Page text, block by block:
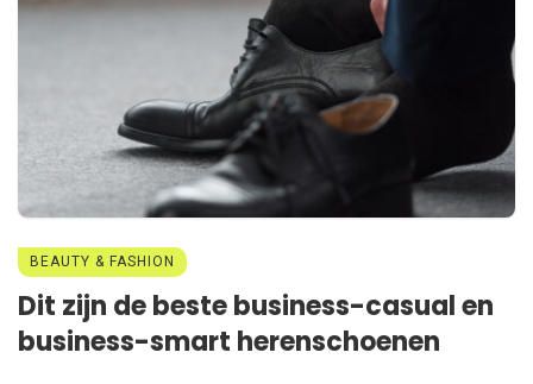
BEAUTY & FASHION
Dit zijn de beste business-casual en
business-smart herenschoenen